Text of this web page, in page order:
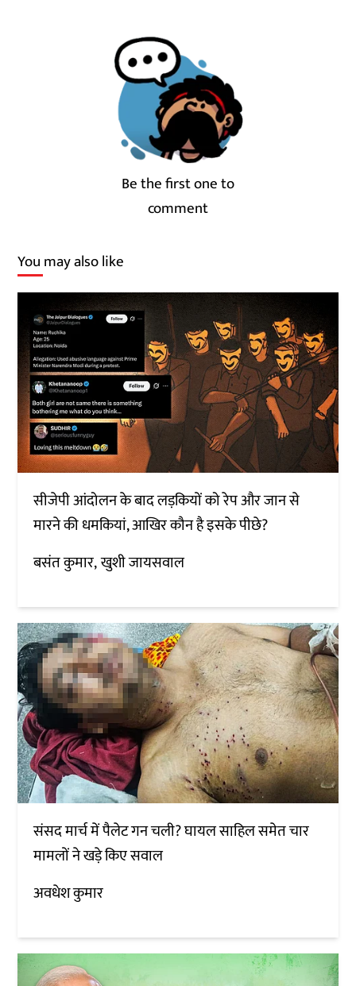
Be the first one to
comment
You may also like
सीजेपी आंदोलन के बाद लड़कियों को रेप और जान से
मारने की धमकियां, आखिर कौन है इसके पीछे?
बसंत कुमार खुशी जायसवाल
संसद मार्च में पैलेट गन चली? घायल साहिल समेत चार
मामलों ने खड़े किए सवाल
अवधेश कुमार